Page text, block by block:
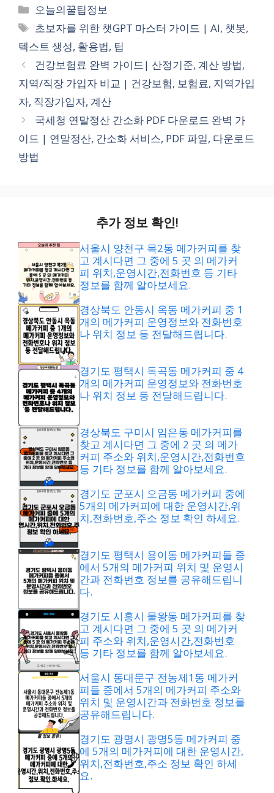
카
테
리
오늘의꿀팁정보
태
그
초보자를 위한 챗GPT 마스터 가이드 | AI, 챗봇,
텍스트 생성, 활용법, 팁
건강보험료 완벽 가이드| 산정기준, 계산 방법,
지역/직장 가입자 비교 | 건강보험, 보험료, 지역가입
자, 직장가입자, 계산
국세청 연말정산 간소화 PDF 다운로드 완벽 가
이드 | 연말정산, 간소화 서비스, PDF 파일, 다운로드
방법
추가 정보 확인!
서울시 양천구 목2동 메가커피를 찾
고 계시다면 그 중에 5 곳 의 메가커
피 위치,운영시간,전화번호 등 기타
정보를 함께 알아보세요.
경상북도 안동시 옥동 메가커피 중 1
개의 메가커피 운영정보와 전화번호
나 위치 정보 등 전달해드립니다.
경기도 평택시 독곡동 메가커피 중 4
개의 메가커피 운영정보와 전화번호
나 위치 정보 등 전달해드립니다.
경상북도 구미시 임은동 메가커피를
찾고 계시다면 그 중에 2 곳 의 메가
커피 주소와 위치,운영시간,전화번호
등 기타 정보를 함께 알아보세요.
경기도 군포시 오금동 메가커피 중에
5개의 메가커피에 대한 운영시간,위
치,전화번호,주소 정보 확인 하세요.
경기도 평택시 용이동 메가커피들 중
에서 5개의 메가커피 위치 및 운영시
간과 전화번호 정보를 공유해드립니
다.
경기도 시흥시 물왕동 메가커피를 찾
고 계시다면 그 중에 5 곳 의 메가커
피 주소와 위치,운영시간,전화번호
등 기타 정보를 함께 알아보세요.
서울시 동대문구 전농제1동 메가커
피들 중에서 5개의 메가커피 주소와
위치 및 운영시간과 전화번호 정보를
공유해드립니다.
경기도 광명시 광명5동 메가커피 중
에 5개의 메가커피에 대한 운영시간,
위치,전화번호,주소 정보 확인 하세
요.